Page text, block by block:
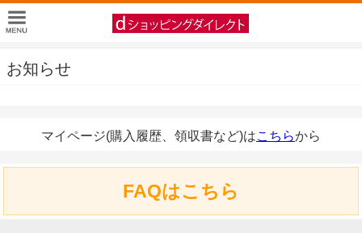
お知らせ
マイページ(購入履歴、領収書など)はこちらから
FAQはこちら